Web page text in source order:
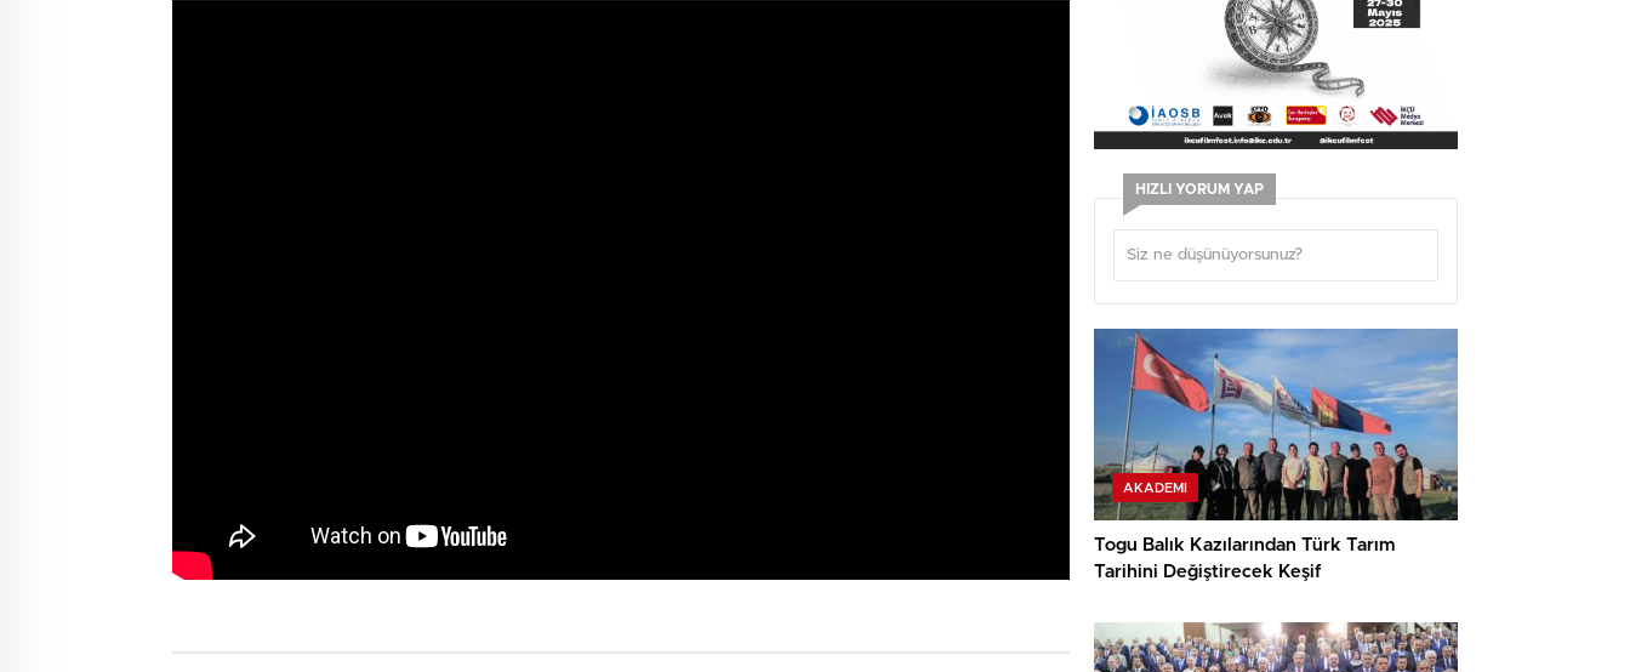
HIZLI YORUM YAP
AKADEMI
Togu Balık Kazılarından Türk Tarım
Tarihini Değiştirecek Keşif